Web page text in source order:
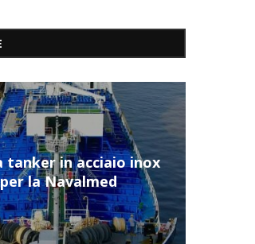
in acciaio inox
la Navalmed